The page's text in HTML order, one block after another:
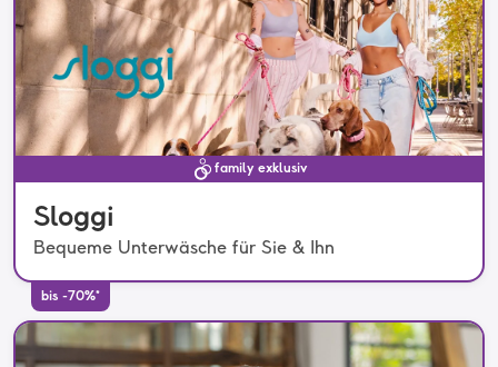
family exklusiv
Sloggi
Bequeme Unterwäsche für Sie & Ihn
bis -70%*